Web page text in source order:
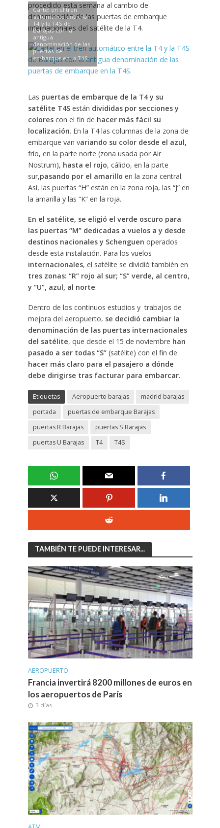
procedido esta semana al cambio de
denominación de las puertas de embarque
internacionales del satélite de la T4.
Cartel en el tren
automático entre la
T4 y la T4S de
Barajas con la
antigua
denominación de las
puertas de
embarque en la T4S.
Las puertas de embarque de la T4 y su
satélite T4Sestán divididas por secciones y
colorescon el fin de hacer más fácil su
localización. En la T4 las columnas de la zona de
embarque van variando su color desde el azul,
frío, en la parte norte (zona usada por Air
Nostrum), hasta el rojo, cálido, en la parte
sur,pasando por el amarillo en la zona central.
Así, las puertas “H” están en la zona roja, las “J” en
la amarilla y las “K” en la roja.
En el satélite, se eligió el verde oscuro para
las puertas “M” dedicadas a vuelos a y desde
destinos nacionales y Schenguen operados
desde esta instalación. Para los vuelos
internacionales, el satélite se dividió también en
tres zonas: “R” rojo al sur; “S” verde, al centro,
y “U”, azul, al norte.
Dentro de los continuos estudios y trabajos de
mejora del aeropuerto, se decidió cambiar la
denominación de las puertas internacionales
del satélite, que desde el 15 de noviembre han
pasado a ser todas “S”(satélite) con el fin de
hacer más claro para el pasajero a dónde
debe dirigirse tras facturar para embarcar.
Etiquetas Aeropuerto barajas
madrid barajas
portada
puertas de embarque Barajas
puertas R Barajas
puertas S Barajas
puertas U Barajas
T4 T4S
TAMBIÉN TE PUEDE INTERESAR...
AEROPUERTO
Francia invertirá 8200 millones de euros en
los aeropuertos de París
3 días